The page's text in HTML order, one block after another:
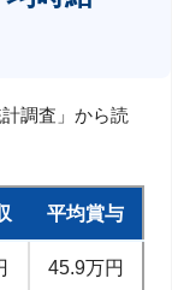
調査」から読
平均賞与
45.9万円